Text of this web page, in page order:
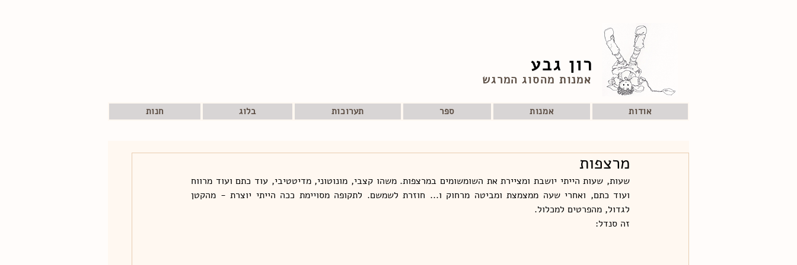
רון גבע
אמנות מהסוג המרגש
חנות בלוג תערוכות ספר אמנות אודות
מרצפות
לגדול, מהפרטים למכלול.
זה סנדל: